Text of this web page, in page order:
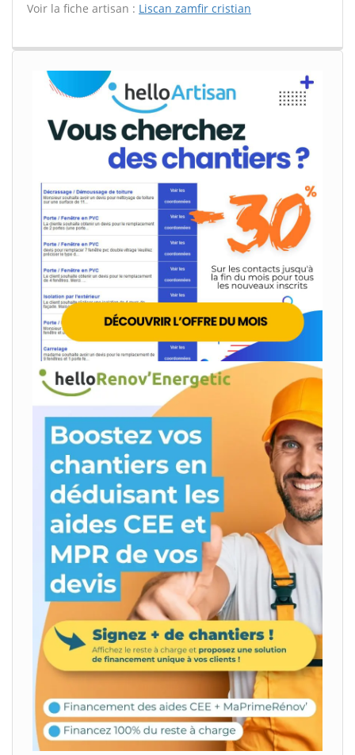
Voir la fiche artisan : Liscan zamfir cristian